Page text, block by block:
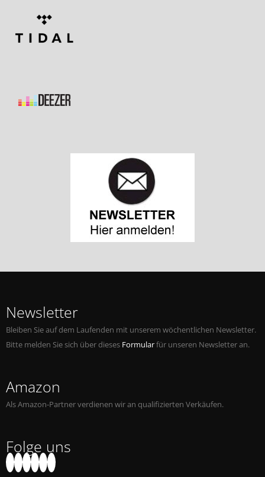
Newsletter
Bleiben Sie auf dem Laufenden mit unserem wöchentlichen Newsletter.
Bitte melden Sie sich über dieses Formularfür unseren Newsletter an.
Amazon
Als Amazon-Partner verdienen wir an qualifizierten Verkäufen.
Folge uns